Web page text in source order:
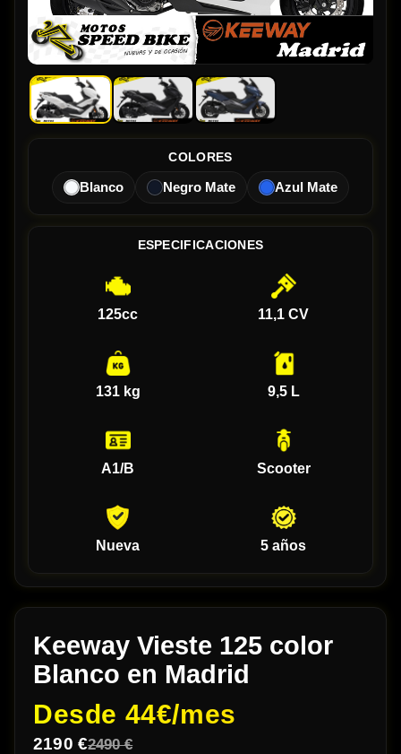
COLORES
Blanco Negro Mate Azul Mate
ESPECIFICACIONES
125cc 11,1 CV
131 kg 9,5 L
A1/B Scooter
Nueva 5 años
Keeway Vieste 125 color
Blanco en Madrid
Desde 44€/mes
2190 €2490 €